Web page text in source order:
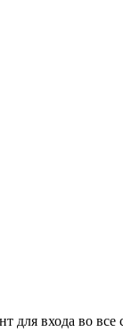
входа во все